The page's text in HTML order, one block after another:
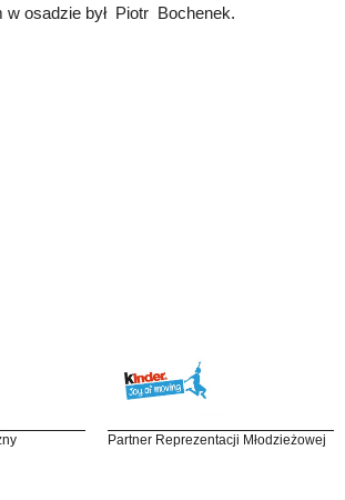
osadzie był Piotr Bochenek.
Partner Reprezentacji Młodzieżowej